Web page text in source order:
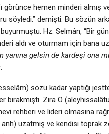
görünce hemen minderi almış
söyledi.” demişti. Bu sözün
Hz. Selmân, “Bir
aldı ve oturmam için bana
yanına gelsin de kardeşi ona
sözü kadar yaptığı
bırakmıştı. Zira O
rehberi ve lideri olmasına
uzatmış ve kendisi toprak